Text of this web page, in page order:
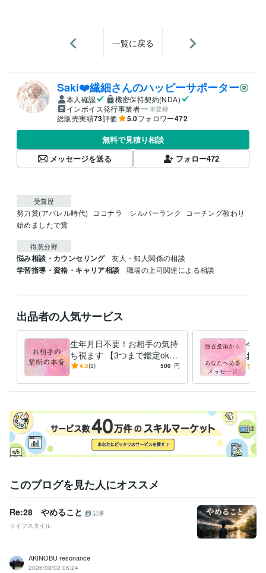
一覧に戻る
Saki❤️繊細さんのハッピーサポーター
本人確認
機密保持契約(NDA)
インボイス発行事業者
未登録
総販売実績73評価 5.0フォロワー472
無料で見積り相談
メッセージを送る
フォロー472
受賞歴
努力賞(アパレル時代) ココナラ　シルバーランク
コーチング教わり
始めましたで賞
得意分野
悩み相談・カウンセリング 友人・知人関係の相談
学習指導・資格・キャリア相談 職場の上司関連による相談
出品者の人気サービス
生年月日不要！お相手の気持
ち視ます 【3つまで鑑定ok】
24時間以内回答！前向きにな
4.5(3) 500 円
今の
お伝
るな
このブログを見た人にオススメ
Re:28 やめること
記事
ライフスタイル
AKINOBU resonance
2026/08/02 06:24